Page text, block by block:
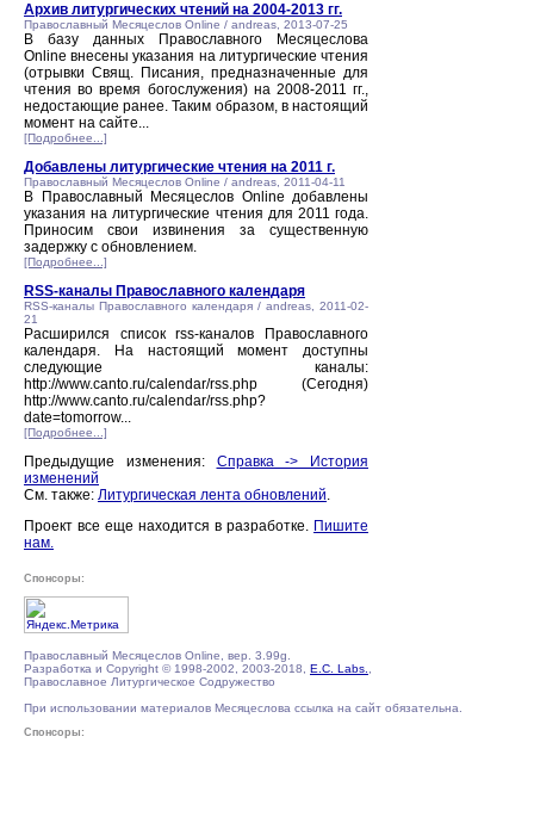
Архив литургических чтений на 2004-2013 гг.
Православный Месяцеслов Online / andreas, 2013-07-25
В базу данных Православного Месяцеслова
Online внесены указания на литургические чтения
(отрывки Свящ. Писания, предназначенные для
чтения во время богослужения) на 2008-2011 гг.,
недостающие ранее. Таким образом, в настоящий
момент на сайте...
[Подробнее...]
Добавлены литургические чтения на 2011 г.
Православный Месяцеслов Online / andreas, 2011-04-11
В Православный Месяцеслов Online добавлены
указания на литургические чтения для 2011 года.
Приносим свои извинения за существенную
задержку с обновлением.
[Подробнее...]
RSS-каналы Православного календаря
RSS-каналы Православного календаря / andreas, 2011-02-
21
Расширился список rss-каналов Православного
календаря. На настоящий момент доступны
следующие каналы:
http://www.canto.ru/calendar/rss.php (Сегодня)
http://www.canto.ru/calendar/rss.php?
date=tomorrow...
[Подробнее...]
Предыдущие изменения: Справка -> История
изменений
См. также: Литургическая лента обновлений.
Проект все еще находится в разработке. Пишите
нам.
Спонсоры:
Православный Месяцеслов Online, вер. 3.99g.
Разработка и Copyright © 1998-2002, 2003-2018, E.C. Labs.
Православное Литургическое Содружество
При использовании материалов Месяцеслова ссылка на сайт обязательна.
Спонсоры: